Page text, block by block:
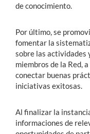
de conocimiento.
Por último, se
fomentar la
sobre las actividades
miembros de la Red,
conectar buenas
iniciativas exitosas.
Al finalizar la
informaciones de